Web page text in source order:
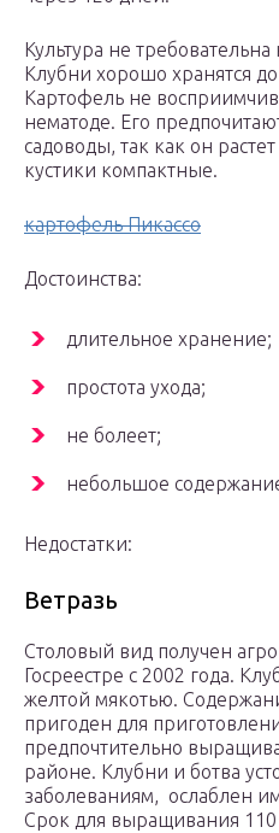
Культура не
Клубни хорошо хранятся
Картофель не
нематоде. Его
садоводы, так как он
кустики компактные.
картофель Пикассо
Достоинства:
длительное хранение;
простота ухода;
не болеет;
небольшое
Недостатки:
Ветразь
Столовый вид получен
Госреестре с 2002 года.
желтой мякотью.
пригоден для
предпочтительно
районе. Клубни и ботва
заболеваниям, ослаблен
Срок для выращивания